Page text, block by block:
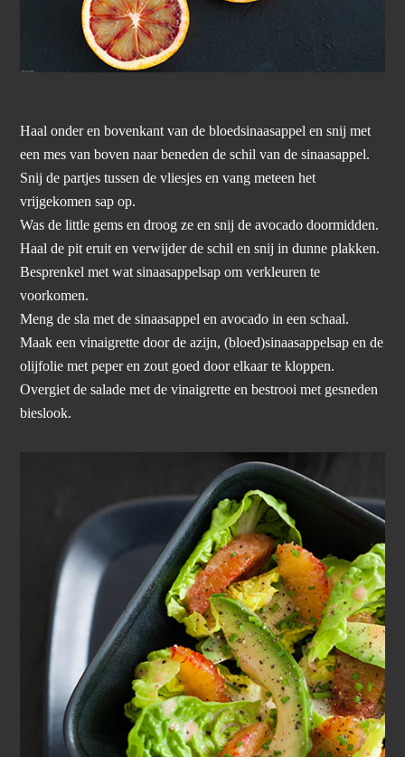
Haal onder en bovenkant van de bloedsinaasappel en snij met
een mes van boven naar beneden de schil van de sinaasappel.
Snij de partjes tussen de vliesjes en vang meteen het
vrijgekomen sap op.
Was de little gems en droog ze en snij de avocado doormidden.
Haal de pit eruit en verwijder de schil en snij in dunne plakken.
Besprenkel met wat sinaasappelsap om verkleuren te
voorkomen.
Meng de sla met de sinaasappel en avocado in een schaal.
Maak een vinaigrette door de azijn, (bloed)sinaasappelsap en de
olijfolie met peper en zout goed door elkaar te kloppen.
Overgiet de salade met de vinaigrette en bestrooi met gesneden
bieslook.